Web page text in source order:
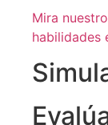
Mira
habilidades